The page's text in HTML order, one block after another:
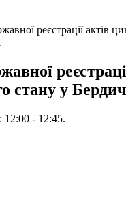
реєстрації актів
стану у
12:00 - 12:45.